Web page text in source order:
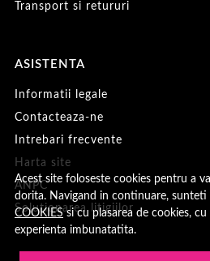
Acest site foloseste cookies pentru a
dorita. Navigand in continuare, sunteti
COOKIESsi cu plasarea de cookies,
experienta imbunatatita.
Transport si retururi
ASISTENTA
Informatii legale
Contacteaza-ne
Intrebari frecvente
Harta site
ANPC
Solutionarea litigiilor